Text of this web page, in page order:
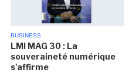
BUSINESS
LMI MAG 30 : La
souveraineté numérique
s'affirme